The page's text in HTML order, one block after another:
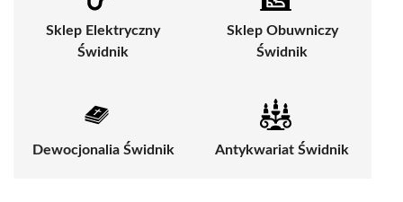
Sklep Elektryczny
Świdnik
Sklep Obuwniczy
Świdnik
Dewocjonalia Świdnik Antykwariat Świdnik